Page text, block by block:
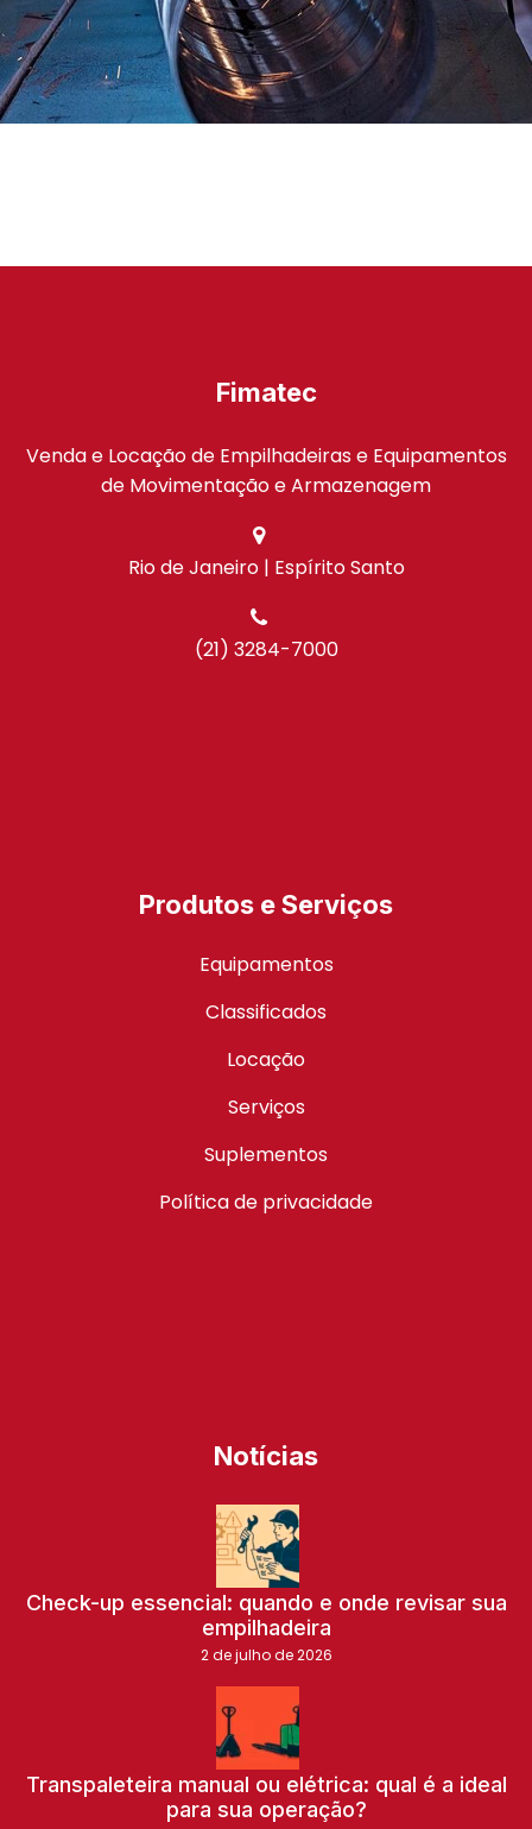
Fimatec
Venda e Locação de Empilhadeiras e Equipamentos
de Movimentação e Armazenagem
Rio de Janeiro | Espírito Santo
(21) 3284-7000
Produtos e Serviços
Equipamentos
Classificados
Locação
Serviços
Suplementos
Política de privacidade
Notícias
Check-up essencial: quando e onde revisar sua
empilhadeira
2 de julho de 2026
Transpaleteira manual ou elétrica: qual é a ideal
para sua operação?